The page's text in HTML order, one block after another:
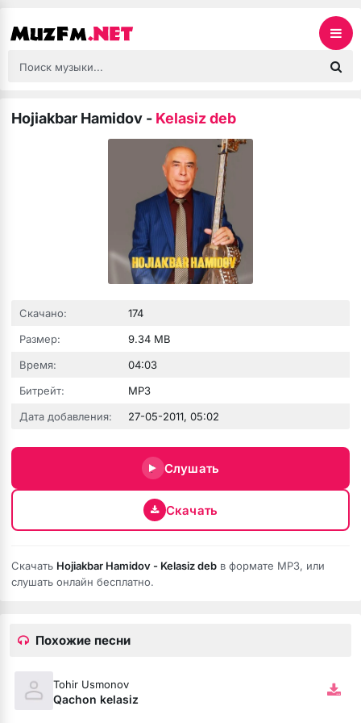
Hojiakbar Hamidov - Kelasiz deb
Скачано:
174
Размер:
9.34 MB
Время:
04:03
Битрейт:
MP3
Дата добавления:
27-05-2011, 05:02
Слушать
Скачать
Скачать Hojiakbar Hamidov - Kelasiz deb в формате MP3, или
слушать онлайн бесплатно.
Похожие песни
Tohir Usmonov
Qachon kelasiz